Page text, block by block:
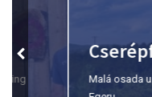
Cserépfalu
Malá osada u brány